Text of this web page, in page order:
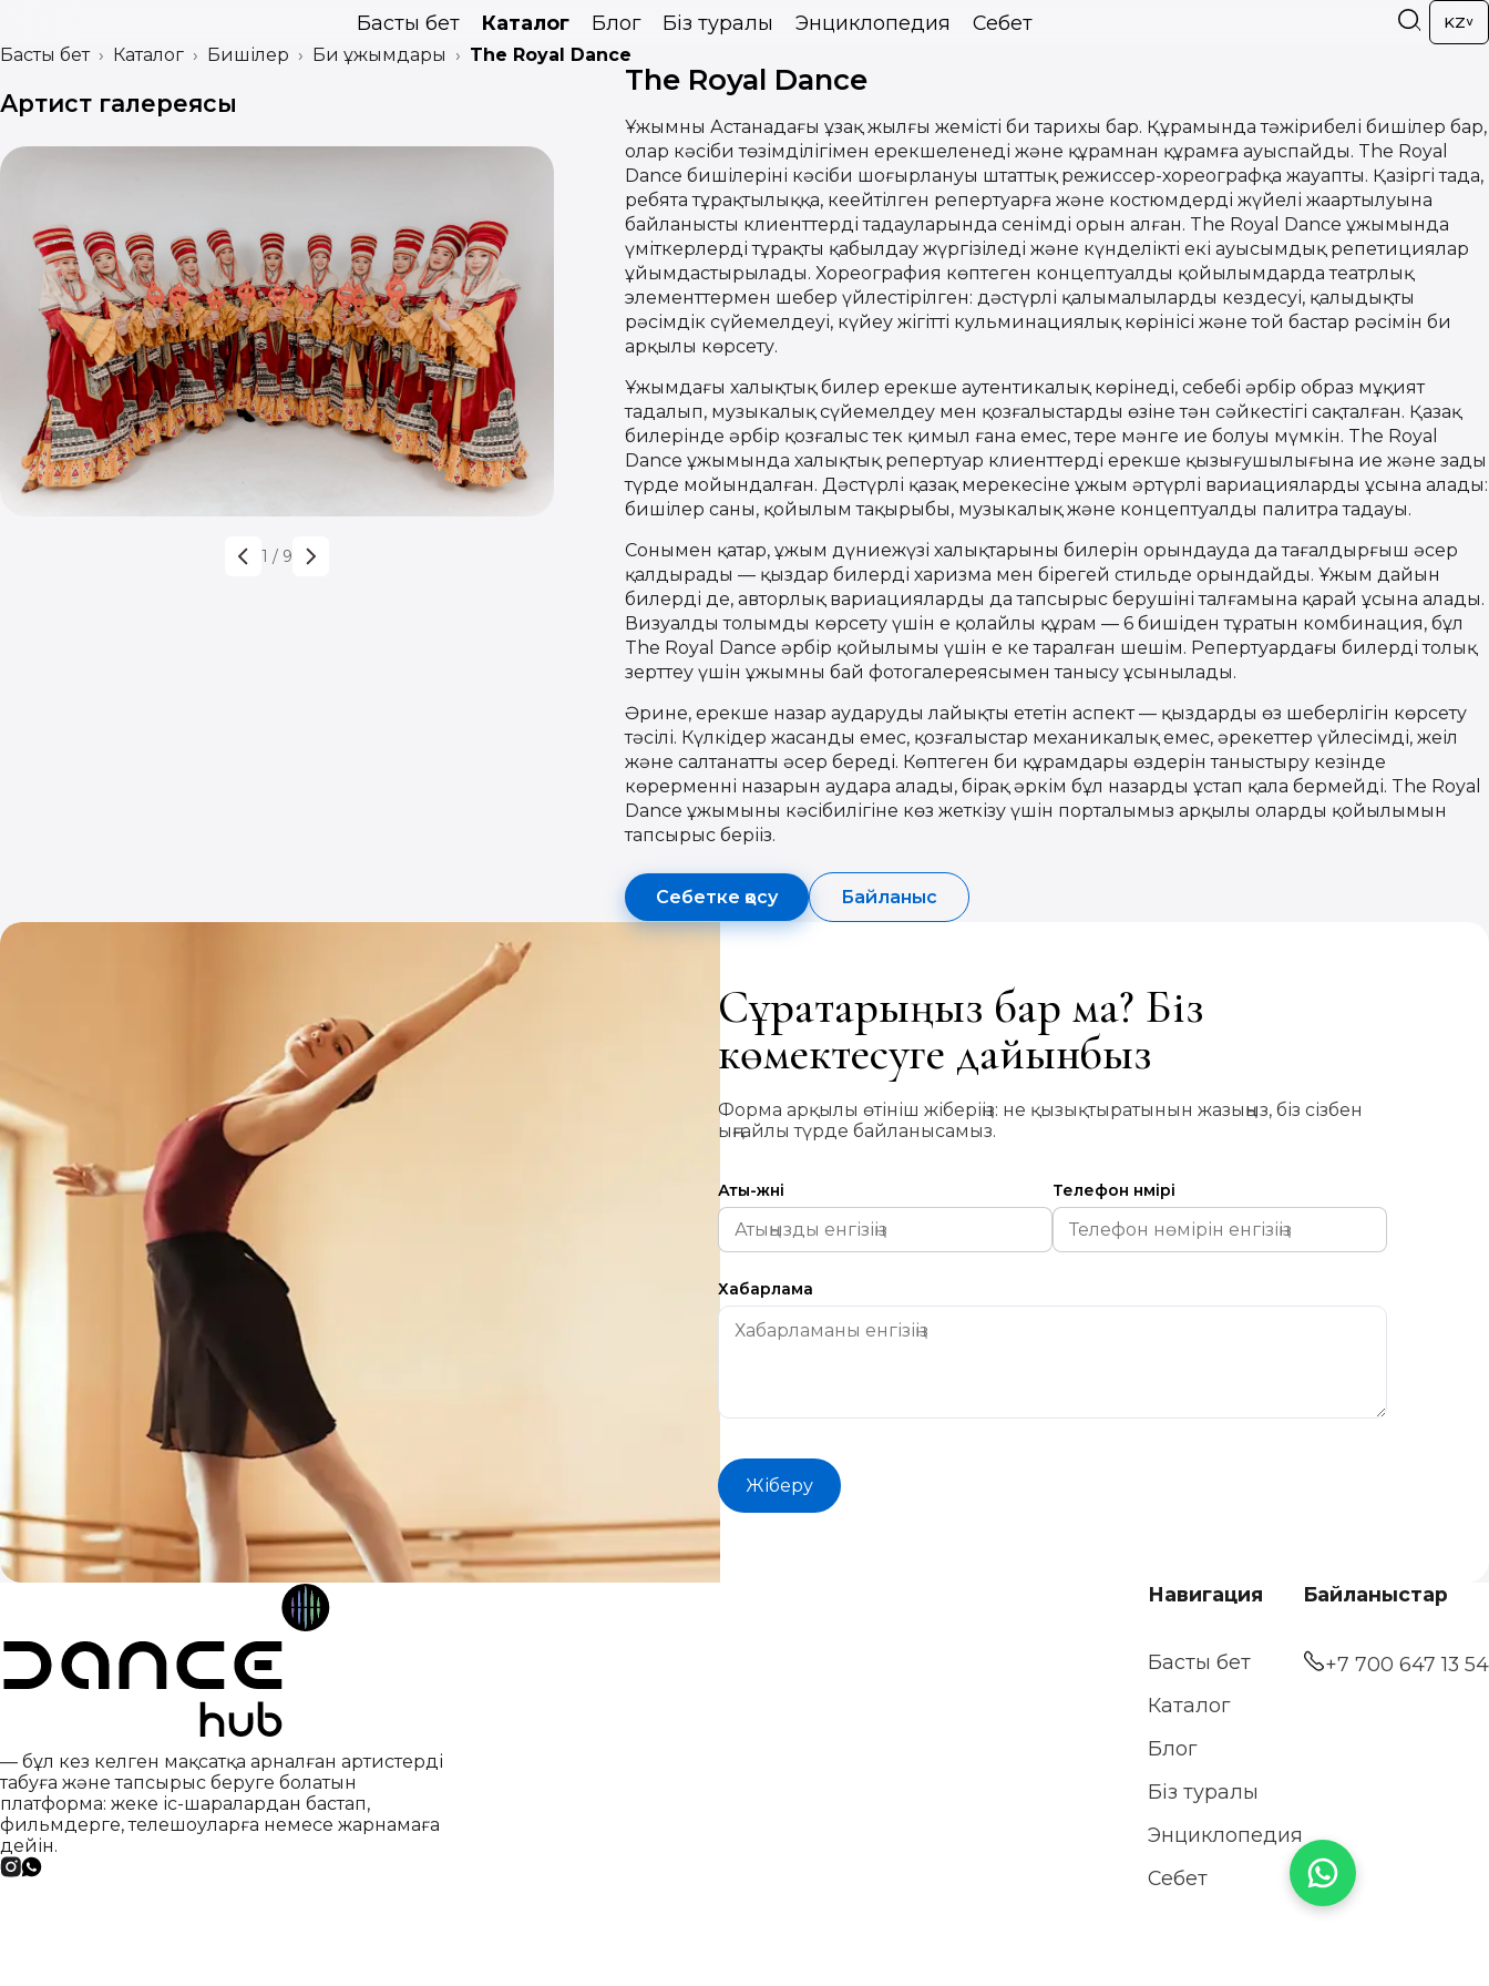
Басты бет Каталог Блог Біз туралы Энциклопедия Себет KZ
Басты бет Каталог Бишілер Би ұжымдары The Royal Dance
Артист галереясы
1 / 9
The Royal Dance
Ұжымның Астанадағы ұзақ жылғы жемісті би тарихы бар. Құрамында тәжірибелі бишілер бар,
олар кәсіби төзімділігімен ерекшеленеді және құрамнан құрамға ауыспайды. The Royal
Dance бишілерінің кәсіби шоғырлануы штаттық режиссер-хореографқа жауапты. Қазіргі таңда,
ребята тұрақтылыққа, кеңейтілген репертуарға және костюмдердің жүйелі жаңартылуына
байланысты клиенттердің таңдауларында сенімді орын алған. The Royal Dance ұжымында
үміткерлерді тұрақты қабылдау жүргізіледі және күнделікті екі ауысымдық репетициялар
ұйымдастырылады. Хореография көптеген концептуалды қойылымдарда театрлық
элементтермен шебер үйлестірілген: дәстүрлі қалыңмалылардың кездесуі, қалыңдықтың
рәсімдік сүйемелдеуі, күйеу жігіттің кульминациялық көрінісі және той бастар рәсімін би
арқылы көрсету.
Ұжымдағы халықтық билер ерекше аутентикалық көрінеді, себебі әрбір образ мұқият
таңдалып, музыкалық сүйемелдеу мен қозғалыстардың өзіне тән сәйкестігі сақталған. Қазақ
билерінде әрбір қозғалыс тек қимыл ғана емес, терең мәнге ие болуы мүмкін. The Royal
Dance ұжымында халықтық репертуар клиенттердің ерекше қызығушылығына ие және заңды
түрде мойындалған. Дәстүрлі қазақ мерекесіне ұжым әртүрлі вариацияларды ұсына алады:
бишілер саны, қойылым тақырыбы, музыкалық және концептуалды палитра таңдауы.
Сонымен қатар, ұжым дүниежүзі халықтарының билерін орындауда да таңғалдырғыш әсер
қалдырады — қыздар билерді харизма мен бірегей стильде орындайды. Ұжым дайын
билерді де, авторлық вариацияларды да тапсырыс берушінің талғамына қарай ұсына алады.
Визуалды толымды көрсету үшін ең қолайлы құрам — 6 бишіден тұратын комбинация, бұл
The Royal Dance әрбір қойылымы үшін ең кең таралған шешім. Репертуардағы билерді толық
зерттеу үшін ұжымның бай фотогалереясымен танысу ұсынылады.
Әрине, ерекше назар аударуды лайықты ететін аспект — қыздардың өз шеберлігін көрсету
тәсілі. Күлкідер жасанды емес, қозғалыстар механикалық емес, әрекеттер үйлесімді, жеңіл
және салтанатты әсер береді. Көптеген би құрамдары өздерін таныстыру кезінде
көрерменнің назарын аудара алады, бірақ әркім бұл назарды ұстап қала бермейді. The Royal
Dance ұжымының кәсібилігіне көз жеткізу үшін порталымыз арқылы олардың қойылымын
тапсырыс беріңіз.
Себетке қосу Байланыс
Сұрақтарыңыз бар ма? Біз
көмектесуге дайынбыз
Форма арқылы өтініш жіберіңіз: не қызықтыратынын жазыңыз, біз сізбен
ыңғайлы түрде байланысамыз.
Аты-жөні Телефон нөмірі
Хабарлама
Жіберу
— бұл кез келген мақсатқа арналған артистерді
табуға және тапсырыс беруге болатын
платформа: жеке іс-шаралардан бастап,
фильмдерге, телешоуларға немесе жарнамаға
дейін.
Навигация
Басты бет
Каталог
Блог
Біз туралы
Энциклопедия
Себет
Байланыстар
+7 700 647 13 54